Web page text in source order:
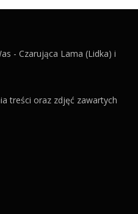
- Czarująca Lama (Lidka) i
treści oraz zdjęć zawartych